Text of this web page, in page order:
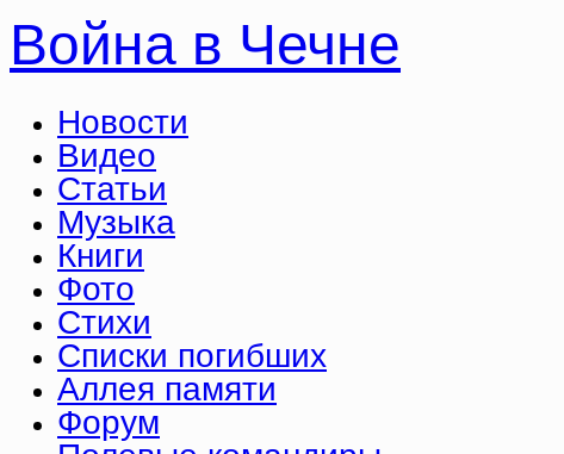
Война в Чечне
Новости
Видео
Статьи
Музыка
Книги
Фото
Стихи
Списки погибших
Аллея памяти
Форум